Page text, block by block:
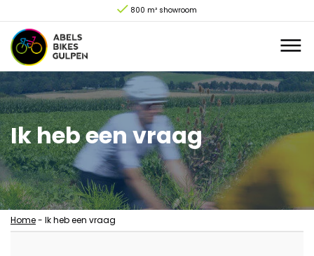
800 m² showroom
Ik heb een vraag
Home- Ik heb een vraag